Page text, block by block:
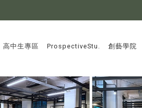
:::
高中生專區 ProspectiveStu. 創藝學院